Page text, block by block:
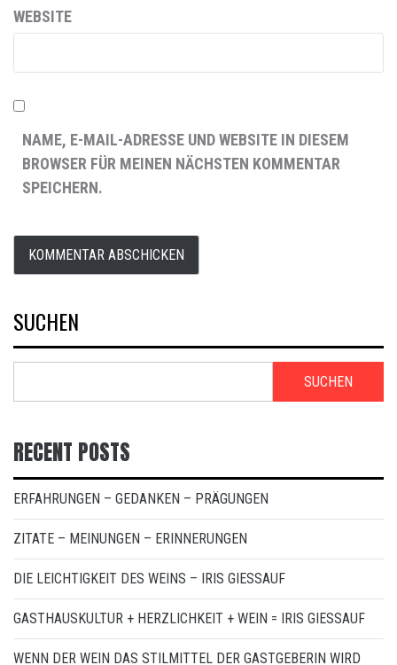
WEBSITE
NAME, E-MAIL-ADRESSE UND WEBSITE IN DIESEM
BROWSER FÜR MEINEN NÄCHSTEN KOMMENTAR
SPEICHERN.
SUCHEN
SUCHEN
RECENT POSTS
ERFAHRUNGEN – GEDANKEN – PRÄGUNGEN
ZITATE – MEINUNGEN – ERINNERUNGEN
DIE LEICHTIGKEIT DES WEINS – IRIS GIESSAUF
GASTHAUSKULTUR + HERZLICHKEIT + WEIN = IRIS GIESSAUF
WENN DER WEIN DAS STILMITTEL DER GASTGEBERIN WIRD